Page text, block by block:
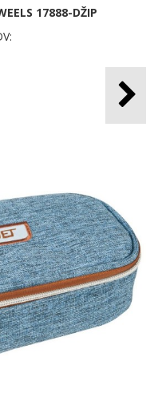
17888-DŽIP